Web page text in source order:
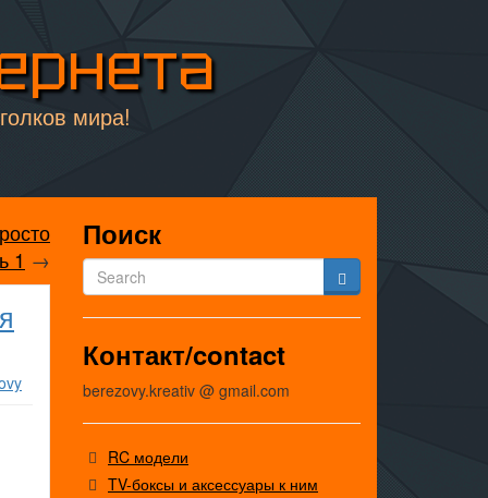
мира!
1 →
Поиск
Контакт/contact
berezovy.kreativ @ gmail.com
RC модели
TV-боксы и аксессуары к ним